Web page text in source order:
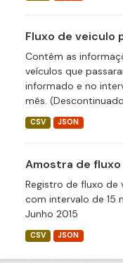
Fluxo de veiculo
Contém as
veículos que
informado e no
mês.
CSV JSON
Amostra de
Registro de fluxo de
com intervalo de 15
Junho 2015
CSV JSON